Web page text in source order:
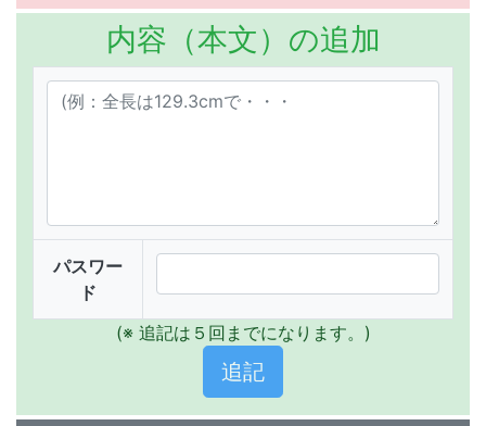
内容（本文）の追加
パスワー
ド
(※ 追記は５回までになります。)